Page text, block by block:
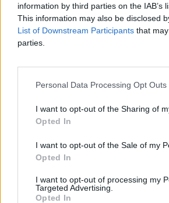
information by third parties on the IAB’s
This information may also be disclosed
List of Downstream Participants that
parties.
Personal Data Processing Opt Outs
I want to opt-out of the Sharing of
Opted In
I want to opt-out of the Sale of my
Opted In
I want to opt-out of processing my
Targeted Advertising.
Opted In
Kapibary przyszły z wizytą.
nagranie trafiło do sieci
Zaskakująca sytuacja w brazylijskim stanie
spokojem wkroczyły dwie kapibary.
Wczoraj 11:42
Reklama